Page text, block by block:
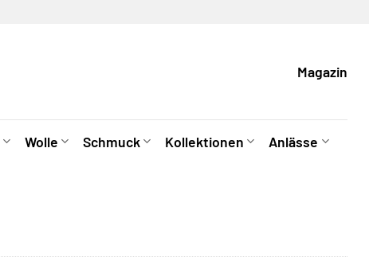
Magazin
Wolle Schmuck Kollektionen Anlässe